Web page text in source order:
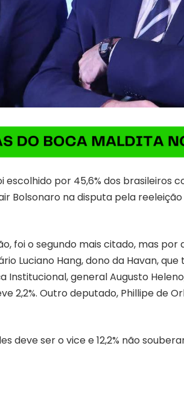
escolhido por 45,6% dos brasileiros
Bolsonaro na disputa pela reeleição
foi o segundo mais citado, mas por
Luciano Hang, dono da Havan, que
Institucional, general Augusto
2,2%. Outro deputado, Phillipe de
deve ser o vice e 12,2% não